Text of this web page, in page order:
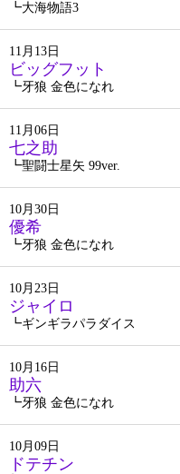
┗大海物語3
11月13日
ビッグフット
┗牙狼 金色になれ
11月06日
七之助
┗聖闘士星矢 99ver.
10月30日
優希
┗牙狼 金色になれ
10月23日
ジャイロ
┗ギンギラパラダイス
10月16日
助六
┗牙狼 金色になれ
10月09日
ドテチン